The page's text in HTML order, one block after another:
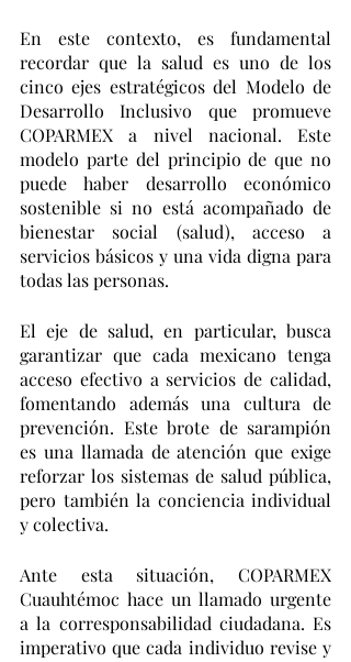
En este contexto, es fundamental
recordar que la salud es uno de los
cinco ejes estratégicos del Modelo de
Desarrollo Inclusivo que promueve
COPARMEX a nivel nacional. Este
modelo parte del principio de que no
puede haber desarrollo económico
sostenible si no está acompañado de
bienestar social (salud), acceso a
servicios básicos y una vida digna para
todas las personas.
El eje de salud, en particular, busca
garantizar que cada mexicano tenga
acceso efectivo a servicios de calidad,
fomentando además una cultura de
prevención. Este brote de sarampión
es una llamada de atención que exige
reforzar los sistemas de salud pública,
pero también la conciencia individual
y colectiva.
Ante esta situación, COPARMEX
Cuauhtémoc hace un llamado urgente
a la corresponsabilidad ciudadana. Es
imperativo que cada individuo revise y